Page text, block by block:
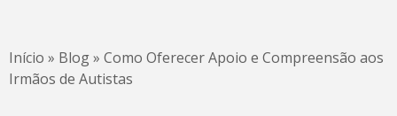
Início » Blog» Como Oferecer Apoio e Compreensão aos
Irmãos de Autistas